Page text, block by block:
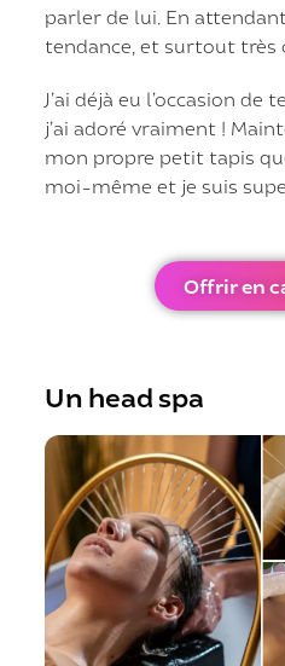
parler de lui. En
tendance, et surtout très
J’ai déjà eu l’occasion
j’ai adoré vraiment !
mon propre petit tapis
moi-même et je suis
Offrir en
Un head spa